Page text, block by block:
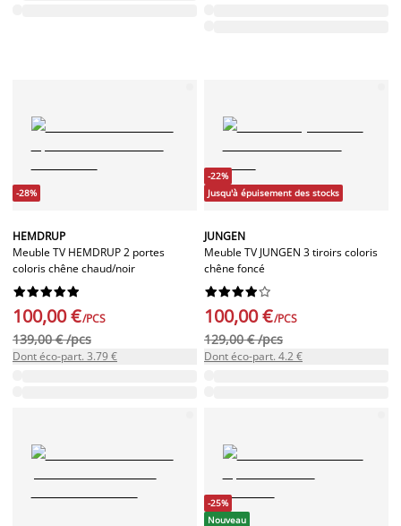
-28%
HEMDRUP
Meuble TV HEMDRUP 2 portes
coloris chêne chaud/noir






100,00 €/PCS
139,00 € /pcs
Dont éco-part. 3.79 €
-22%
Jusqu'à épuisement des stocks
JUNGEN
Meuble TV JUNGEN 3 tiroirs coloris
chêne foncé






100,00 €/PCS
129,00 € /pcs
Dont éco-part. 4.2 €
-25%
Nouveau